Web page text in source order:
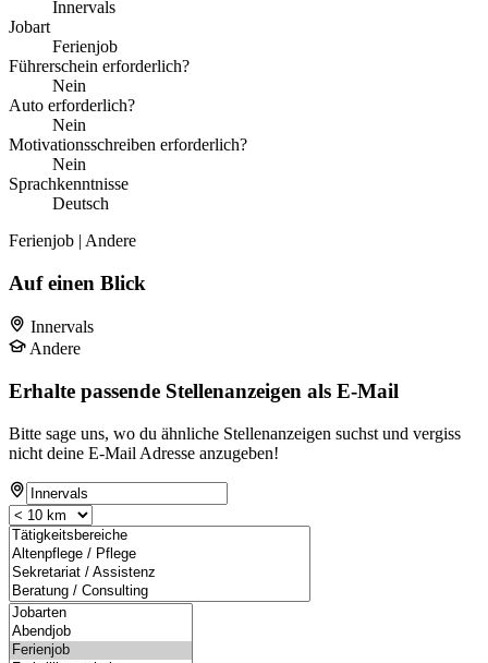
Innervals
Jobart
Ferienjob
Führerschein erforderlich?
Nein
Auto erforderlich?
Nein
Motivationsschreiben erforderlich?
Nein
Sprachkenntnisse
Deutsch
Ferienjob | Andere
Auf einen Blick
Innervals
Andere
Erhalte passende Stellenanzeigen als E-Mail
Bitte sage uns, wo du ähnliche Stellenanzeigen suchst und vergiss
nicht deine E-Mail Adresse anzugeben!